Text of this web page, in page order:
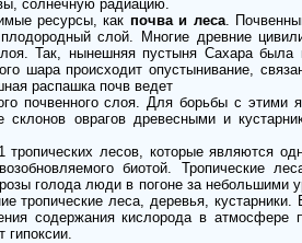
солнечную радиацию.
ресурсы, как почва и леса.
слой. Многие древние
Так, нынешняя пустыня Сахара была
шара происходит опустынива­ние,
распашка почв ведет
почвенного слоя. Для борьбы с этими
оврагов древесными и
лесов, которые являются
биотой. Тропические
голода люди в погоне за небольшими
тропические леса, деревья,
содержания кислорода в атмосфере